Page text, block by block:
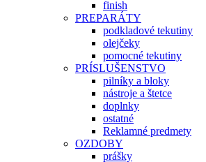
finish
PREPARÁTY
podkladové tekutiny
olejčeky
pomocné tekutiny
PRÍSLUŠENSTVO
pilníky a bloky
nástroje a štetce
doplnky
ostatné
Reklamné predmety
OZDOBY
prášky